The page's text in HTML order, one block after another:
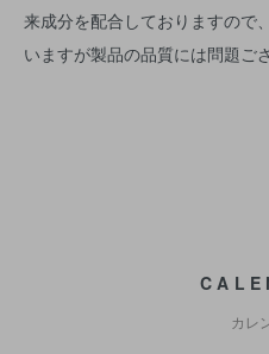
来成分を配合しておりますので
いますが製品の品質には問題ご
カレ